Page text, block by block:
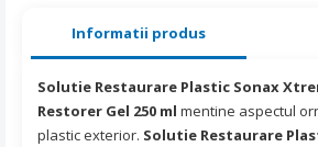
Informatii produs
Solutie Restaurare Plastic Sonax
Restorer Gel 250 ml mentine aspectul
plastic exterior. Solutie Restaurare